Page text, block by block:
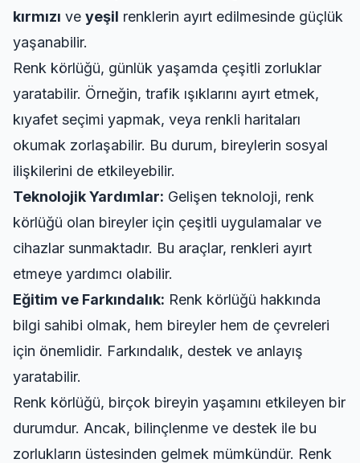
kırmızı ve yeşil renklerin ayırt edilmesinde güçlük
yaşanabilir.
Renk körlüğü, günlük yaşamda çeşitli zorluklar
yaratabilir. Örneğin, trafik ışıklarını ayırt etmek,
kıyafet seçimi yapmak, veya renkli haritaları
okumak zorlaşabilir. Bu durum, bireylerin sosyal
ilişkilerini de etkileyebilir.
Teknolojik Yardımlar: Gelişen teknoloji, renk
körlüğü olan bireyler için çeşitli uygulamalar ve
cihazlar sunmaktadır. Bu araçlar, renkleri ayırt
etmeye yardımcı olabilir.
Eğitim ve Farkındalık: Renk körlüğü hakkında
bilgi sahibi olmak, hem bireyler hem de çevreleri
için önemlidir. Farkındalık, destek ve anlayış
yaratabilir.
Renk körlüğü, birçok bireyin yaşamını etkileyen bir
durumdur. Ancak, bilinçlenme ve destek ile bu
zorlukların üstesinden gelmek mümkündür. Renk